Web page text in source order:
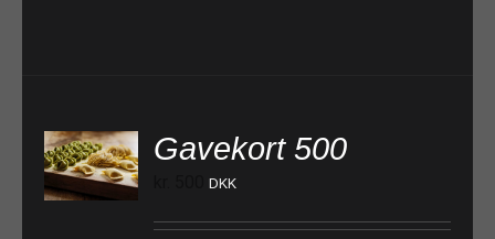
Gavekort 500
DKK